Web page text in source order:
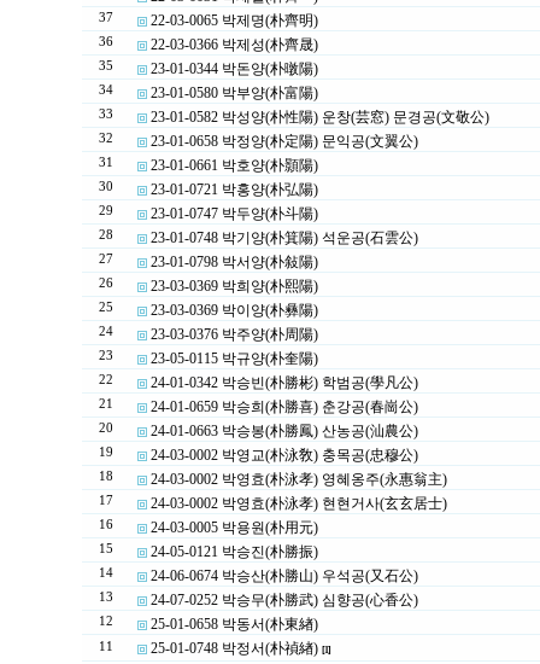
37 22-03-0065 박제명(朴齊明)
36 22-03-0366 박제성(朴齊晟)
35 23-01-0344 박돈양(朴暾陽)
34 23-01-0580 박부양(朴富陽)
33 23-01-0582 박성양(朴性陽) 운창(芸窓) 문경공(文敬公)
32 23-01-0658 박정양(朴定陽) 문익공(文翼公)
31 23-01-0661 박호양(朴顥陽)
30 23-01-0721 박홍양(朴弘陽)
29 23-01-0747 박두양(朴斗陽)
28 23-01-0748 박기양(朴箕陽) 석운공(石雲公)
27 23-01-0798 박서양(朴敍陽)
26 23-03-0369 박희양(朴熙陽)
25 23-03-0369 박이양(朴彝陽)
24 23-03-0376 박주양(朴周陽)
23 23-05-0115 박규양(朴奎陽)
22 24-01-0342 박승빈(朴勝彬) 학범공(學凡公)
21 24-01-0659 박승희(朴勝喜) 춘강공(春崗公)
20 24-01-0663 박승봉(朴勝鳳) 산농공(汕農公)
19 24-03-0002 박영교(朴泳敎) 충목공(忠穆公)
18 24-03-0002 박영효(朴泳孝) 영혜옹주(永惠翁主)
17 24-03-0002 박영효(朴泳孝) 현현거사(玄玄居士)
16 24-03-0005 박용원(朴用元)
15 24-05-0121 박승진(朴勝振)
14 24-06-0674 박승산(朴勝山) 우석공(又石公)
13 24-07-0252 박승무(朴勝武) 심향공(心香公)
12 25-01-0658 박동서(朴東緖)
11 25-01-0748 박정서(朴禎緖) [1]